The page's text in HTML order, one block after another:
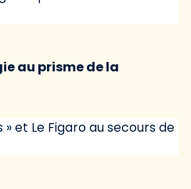
au prisme de la